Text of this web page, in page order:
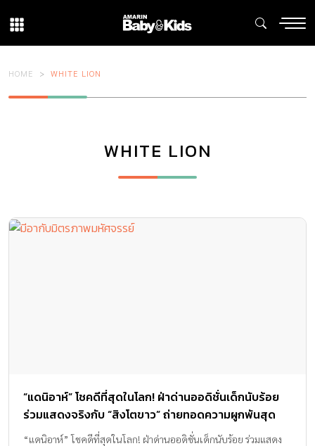
HOME WHITE LION
WHITE LION
“แดนิอาห์” โชคดีที่สุดในโลก! ฝ่าด่านออดิชั่นเด็กนับร้อย
ร่วมแสดงจริงกับ “สิงโตขาว” ถ่ายทอดความผูกพันสุด
มหัศจรรย์ใน “มีอากับมิตรภาพมหัศจรรย์”
“แดนิอาห์” โชคดีที่สุดในโลก! ฝ่าด่านออดิชั่นเด็กนับร้อย ร่วมแสดง